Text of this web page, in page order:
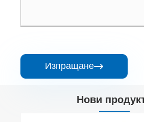
Изпращане
Нови